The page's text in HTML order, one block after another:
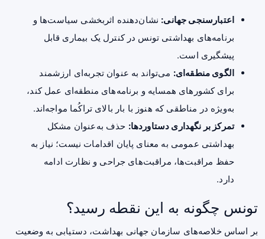
اعتبارسنجی جهانی: نشان‌دهنده اثربخشی سیاست‌ها و
برنامه‌های بهداشتی تونس در کنترل یک بیماری قابل
پیشگیری است.
الگوی منطقه‌ای: می‌تواند به عنوان تجربه‌ای ارزشمند
برای کشورهای همسایه و برنامه‌های منطقه‌ای عمل کند،
به‌ویژه در مناطقی که هنوز با بار بالای تراکُما مواجه‌اند.
تمرکز بر نگهداری دستاوردها: حذف به‌عنوان مشکل
بهداشتی عمومی به معنای پایان اقدامات نیست؛ نیاز به
حفظ مراقبت‌ها، مراقبت‌های جراحی و نظارت ادامه
دارد.
تونس چگونه به این نقطه رسید؟
بر اساس خلاصه‌های سازمان جهانی بهداشت، دستیابی به وضعیت